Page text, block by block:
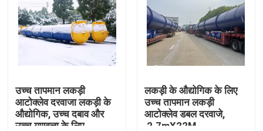
उत्पाद
हमारे बारे में
उच्च तापमान लकड़ी
आटोक्लेव दरवाजा लकड़ी के
औद्योगिक, उच्च दबाव और
उच्च गुणवत्ता के लिए
लकड़ी के औद्योगिक के लिए
उच्च तापमान लकड़ी
आटोक्लेव डबल दरवाजे,
,2.7mX22M